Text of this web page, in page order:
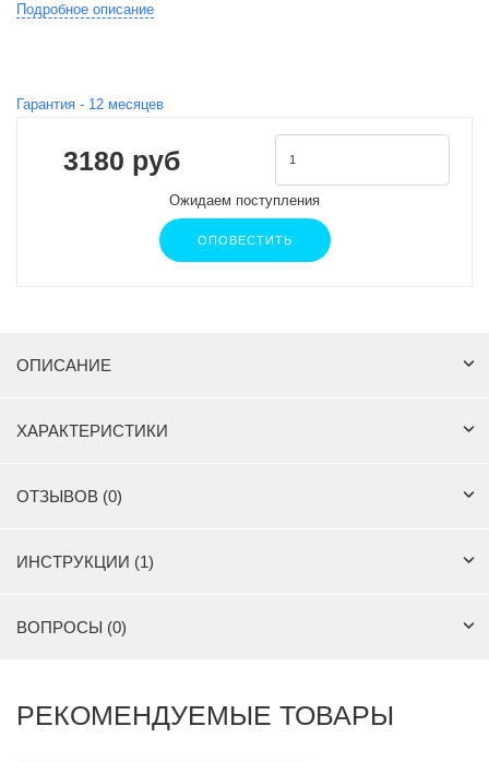
Подробное описание
Гарантия - 12 месяцев
3180 руб
Ожидаем поступления
ОПОВЕСТИТЬ
ОПИСАНИЕ
ХАРАКТЕРИСТИКИ
ОТЗЫВОВ (0)
ИНСТРУКЦИИ (1)
ВОПРОСЫ (0)
РЕКОМЕНДУЕМЫЕ ТОВАРЫ